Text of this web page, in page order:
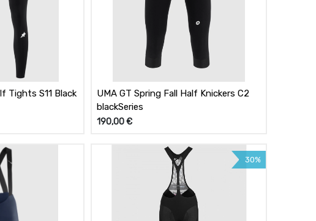
Tights S11 Black
UMA GT Spring Fall Half Knickers C2
blackSeries
190,00€
30%